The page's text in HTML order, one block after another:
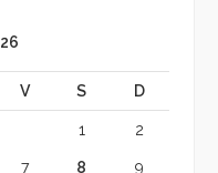
V S D
1 2
7 8 9